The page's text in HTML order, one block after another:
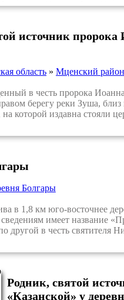
источник пророка
область » Мценский район
в честь пророка
берегу реки Зуша,
издавна стояли
Болгары
в 1,8 км юго-восточнее
имеет название
в честь святителя
Родник, святой
«Казанской» у